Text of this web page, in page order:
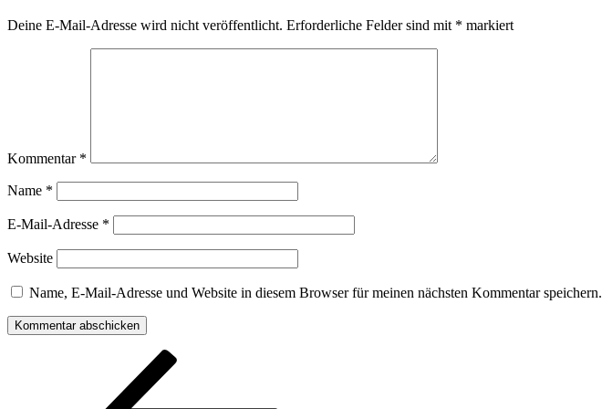
Deine E-Mail-Adresse wird nicht veröffentlicht. Erforderliche Felder sind mit * markiert
Kommentar *
Name *
E-Mail-Adresse *
Website
Name, E-Mail-Adresse und Website in diesem Browser für meinen nächsten Kommentar speichern.
Beitragsnavigation